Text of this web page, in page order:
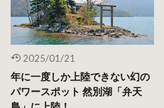
2025/01/21
年に一度しか上陸できない幻の
パワースポット 然別湖「弁天